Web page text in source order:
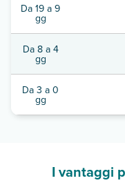
Da 19 a 9
gg
Da 8 a 4
gg
Da 3 a 0
gg
I vantaggi